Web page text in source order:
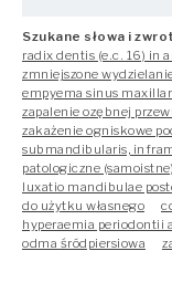
Szukane słowa i
radix dentis (e.c. 16) in
zmniejszone
empyema sinus
zapalenie ozębnej
zakażenie ogniskowe
submandibularis,
patologiczne
luxatio mandibulae
do użytku własnego
hyperaemia periodontii
odma śródpiersiowa